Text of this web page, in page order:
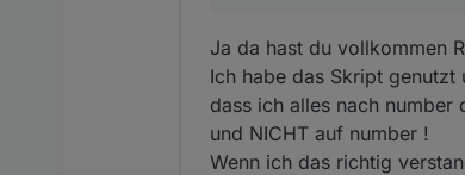
Ja da hast du vollkommen
Ich habe das Skript
dass ich alles nach
und NICHT auf number !
Wenn ich das richtig